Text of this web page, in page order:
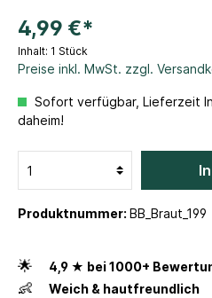
4,99 €*
Inhalt: 1 Stück
Preise inkl. MwSt. zzgl.
Sofort verfügbar, Lieferzeit
daheim!
Produktnummer: BB_Braut_199
🌟 4,9 ★ bei 1000+
👶 Weich & hautfreundlich